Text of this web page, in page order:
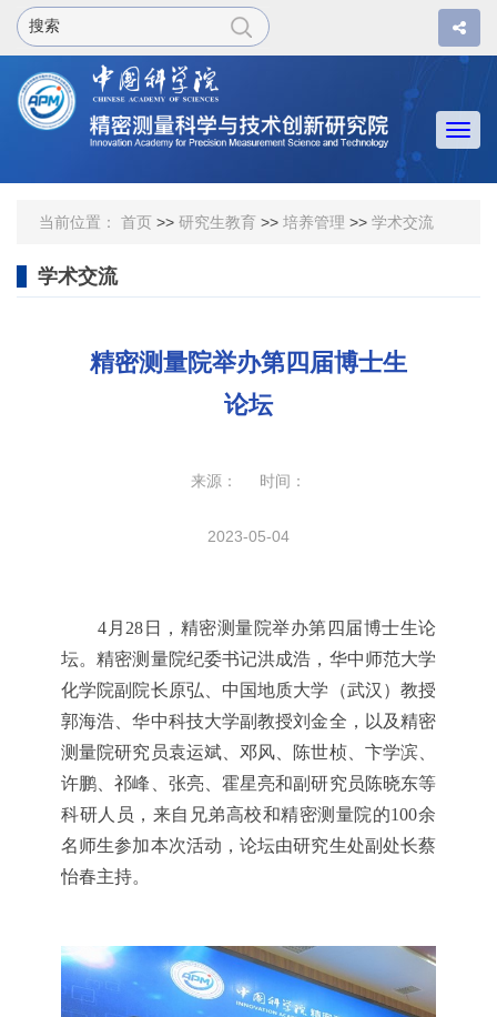
当前位置： 首页 >> 研究生教育 >> 培养管理 >> 学术交流
学术交流
精密测量院举办第四届博士生
论坛
来源： 时间：
2023-05-04
4月28日，精密测量院举办第四届博士生论
坛。精密测量院纪委书记洪成浩，华中师范大学
化学院副院长原弘、中国地质大学（武汉）教授
郭海浩、华中科技大学副教授刘金全，以及精密
测量院研究员袁运斌、邓风、陈世桢、卞学滨、
许鹏、祁峰、张亮、霍星亮和副研究员陈晓东等
科研人员，来自兄弟高校和精密测量院的100余
名师生参加本次活动，论坛由研究生处副处长蔡
怡春主持。